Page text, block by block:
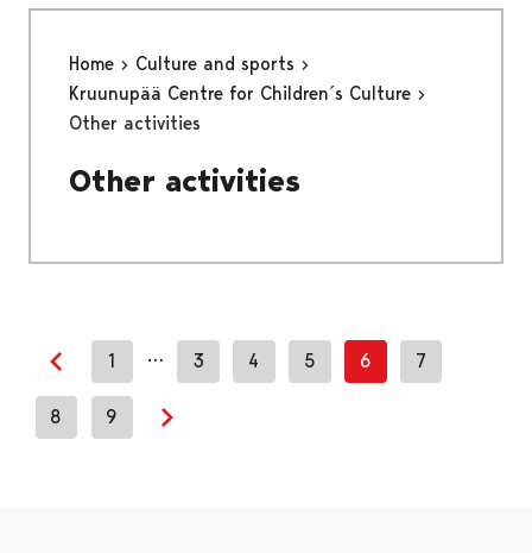
Home
Culture and sports
Kruunupää Centre for Children´s Culture
Other activities
Other activities
Previous page
1 … 3 4 5 6 7
8 9